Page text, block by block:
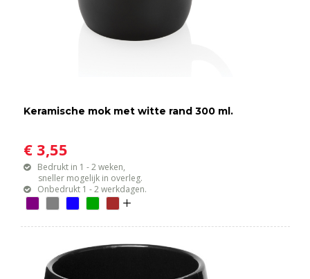
Keramische mok met witte rand 300 ml.
€ 3,55
Bedrukt in 1 - 2 weken,
sneller mogelijk in overleg.
Onbedrukt 1 - 2 werkdagen.